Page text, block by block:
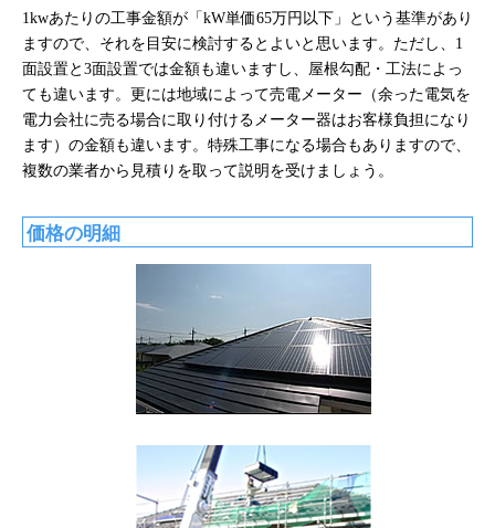
1kwあたりの工事金額が「kW単価65万円以下」という基準があり
ますので、それを目安に検討するとよいと思います。ただし、1
面設置と3面設置では金額も違いますし、屋根勾配・工法によっ
ても違います。更には地域によって売電メーター（余った電気を
電力会社に売る場合に取り付けるメーター器はお客様負担になり
ます）の金額も違います。特殊工事になる場合もありますので、
複数の業者から見積りを取って説明を受けましょう。
価格の明細